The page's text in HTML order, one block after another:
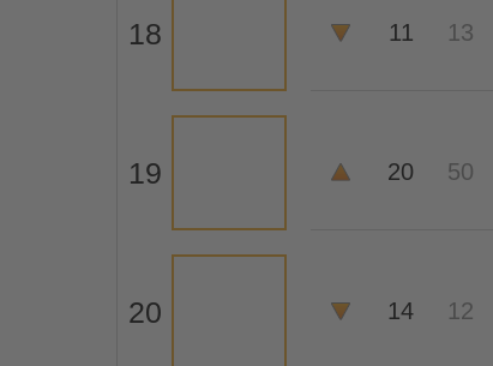
18 11 13
19 20 50
20 14 12